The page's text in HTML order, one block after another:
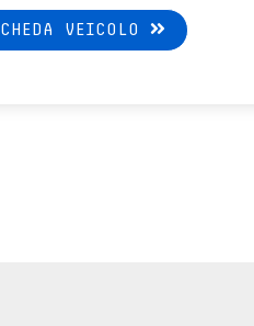
VEICOLO